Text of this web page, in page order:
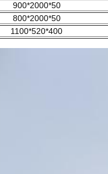
900*2000*50
800*2000*50
1100*520*400